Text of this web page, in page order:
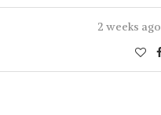
2 weeks ago